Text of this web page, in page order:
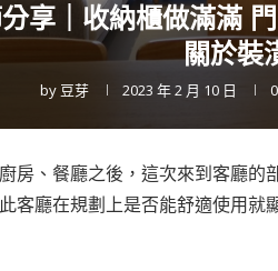
享｜收納櫃做滿滿
關於裝
by 豆芽 2023 年 2 月 10 日
房、餐廳之後，這次來到客廳
客廳在規劃上是否能舒適使用就